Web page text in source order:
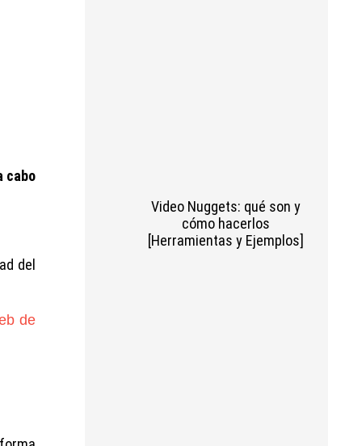
cabo
del
de
Video Nuggets: qué son y
cómo hacerlos
[Herramientas y Ejemplos]